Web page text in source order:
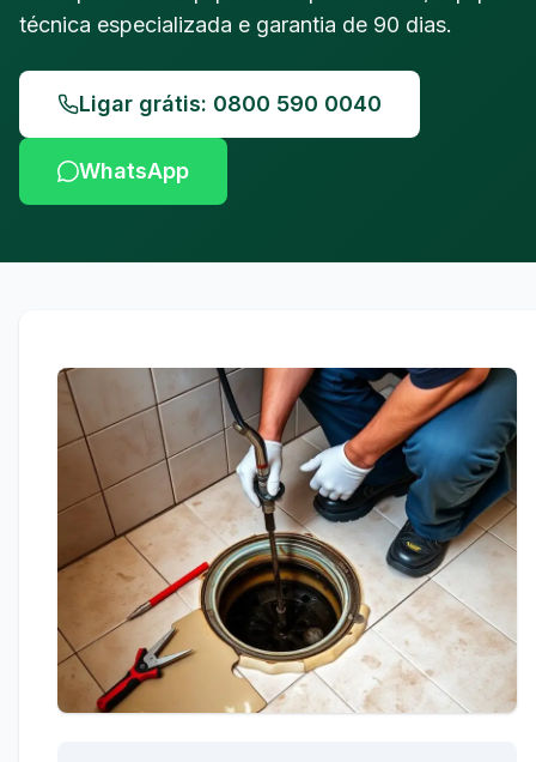
técnica especializada e garantia de 90 dias.
Ligar grátis: 0800 590 0040
WhatsApp